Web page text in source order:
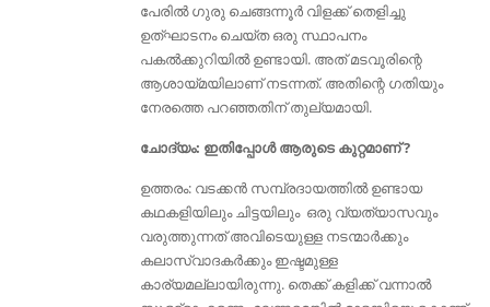
പേരില്‍ ഗുരു ചെങ്ങന്നൂര്‍ വിളക്ക് തെളിച്ചു
ഉത്ഘാടനം ചെയ്ത ഒരു സ്ഥാപനം
പകല്‍ക്കുറിയില്‍ ഉണ്ടായി. അത് മടവൂരിന്റെ
ആശായ്മയിലാണ് നടന്നത്. അതിന്റെ ഗതിയും
നേരത്തെ പറഞ്ഞതിന് തുല്യമായി.
ചോദ്യം: ഇതിപ്പോള്‍ ആരുടെ കുറ്റമാണ് ?
ഉത്തരം: വടക്കന്‍ സമ്പ്രദായത്തില്‍ ഉണ്ടായ
കഥകളിയിലും ചിട്ടയിലും ഒരു വ്യത്യാസവും
വരുത്തുന്നത് അവിടെയുള്ള നടന്മാര്‍ക്കും
കലാസ്വാദകര്‍ക്കും ഇഷ്ടമുള്ള
കാര്യമല്ലായിരുന്നു. തെക്ക് കളിക്ക് വന്നാൽ